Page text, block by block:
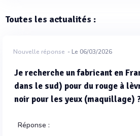
Toutes les actualités :
Nouvelle réponse - Le 06/03/2026
Je recherche un fabricant en
dans le sud) pour du rouge à
noir pour les yeux (maquillage)
Réponse :